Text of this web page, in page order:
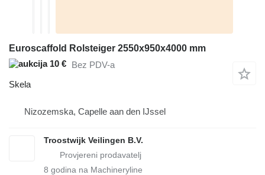
Euroscaffold Rolsteiger 2550x950x4000 mm
10 € Bez PDV-a
Skela
Nizozemska, Capelle aan den IJssel
Troostwijk Veilingen B.V.
8 godina na Machineryline